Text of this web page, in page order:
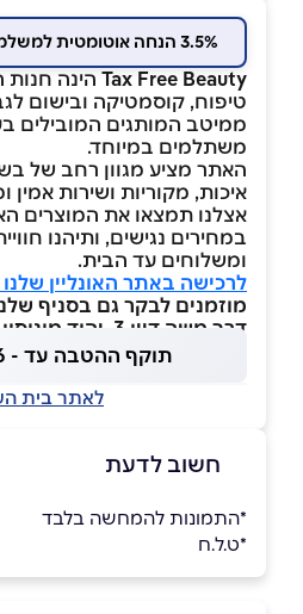
3.5% הנחה אוטומטית למשלמים בכרטיס המועדון
Tax Free Beauty הינה חנות
טיפוח, קוסמטיקה ובישום
ממיטב המותגים המובילים
משתלמים במיוחד.
האתר מציע מגוון רחב של
איכות, מקוריות ושירות אמין
אצלנו תמצאו את המוצרים
במחירים נגישים, ותיהנו
ומשלוחים עד הבית.
לרכישה באתר האונליין
מוזמנים לבקר גם בסניף
דרך משה דיין 3, יהוד מונוסון
תוקף ההטבה עד - 08.09.2026
לאתר בית
חשוב לדעת
*התמונות להמחשה בלבד
*ט.ל.ח